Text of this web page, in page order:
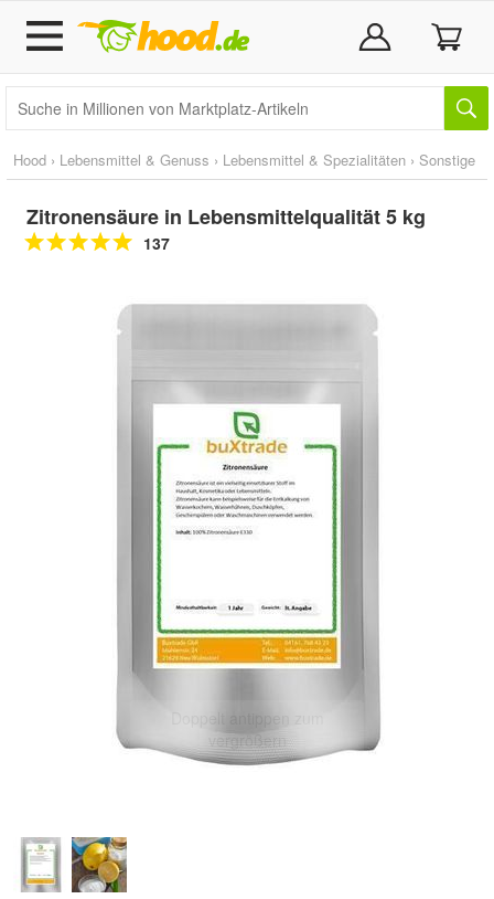
Hood › Lebensmittel & Genuss › Lebensmittel & Spezialitäten › Sonstige
Zitronensäure in Lebensmittelqualität 5 kg
137
Doppelt antippen zum
vergrößern